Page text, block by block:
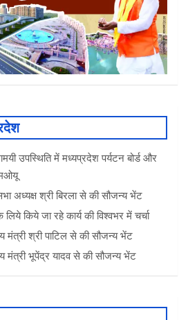
उपस्थिति में मध्यप्रदेश पर्यटन बोर्ड और
अध्यक्ष श्री बिरला से की सौजन्य भेंट
लिये किये जा रहे कार्य की विश्वभर में चर्चा
मंत्री श्री पाटिल से की सौजन्य भेंट
मंत्री भूपेंद्र यादव से की सौजन्य भेंट